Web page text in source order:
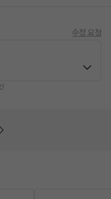
수정 요청
!